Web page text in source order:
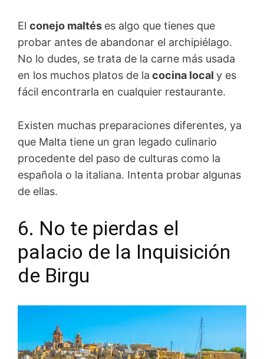
El conejo maltés es algo que tienes que
probar antes de abandonar el archipiélago.
No lo dudes, se trata de la carne más usada
en los muchos platos de la cocina local y es
fácil encontrarla en cualquier restaurante.
Existen muchas preparaciones diferentes, ya
que Malta tiene un gran legado culinario
procedente del paso de culturas como la
española o la italiana. Intenta probar algunas
de ellas.
6. No te pierdas el
palacio de la Inquisición
de Birgu